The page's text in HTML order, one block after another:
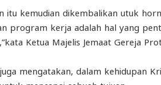
itu kemudian dikembalikan utuk
program kerja adalah hal yang
Ketua Majelis Jemaat Gereja
mengatakan, dalam kehidupan